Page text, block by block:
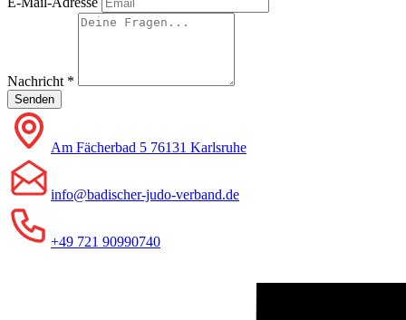
Nachricht *
Senden
Am Fächerbad 5 76131 Karlsruhe
info@badischer-judo-verband.de
+49 721 90990740